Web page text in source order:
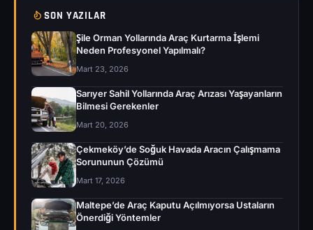
SON YAZILAR
Şile Orman Yollarında Araç Kurtarma İşlemi
Neden Profesyonel Yapılmalı?
Mart 23, 2026
Sarıyer Sahil Yollarında Araç Arızası Yaşayanların
Bilmesi Gerekenler
Mart 20, 2026
Çekmeköy’de Soğuk Havada Aracın Çalışmama
Sorununun Çözümü
Mart 17, 2026
Maltepe’de Araç Kaputu Açılmıyorsa Ustaların
Önerdiği Yöntemler